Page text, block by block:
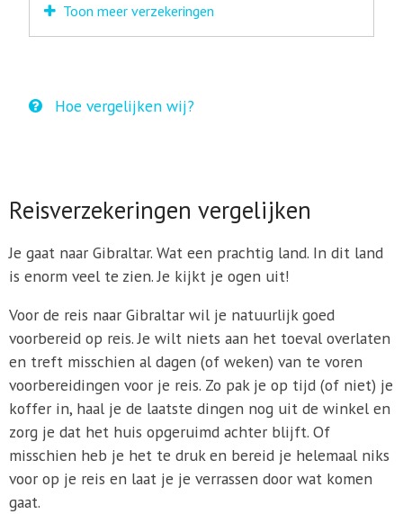
Toon meer verzekeringen
Hoe vergelijken wij?
Reisverzekeringen vergelijken
Je gaat naar Gibraltar. Wat een prachtig land. In dit land
is enorm veel te zien. Je kijkt je ogen uit!
Voor de reis naar Gibraltar wil je natuurlijk goed
voorbereid op reis. Je wilt niets aan het toeval overlaten
en treft misschien al dagen (of weken) van te voren
voorbereidingen voor je reis. Zo pak je op tijd (of niet) je
koffer in, haal je de laatste dingen nog uit de winkel en
zorg je dat het huis opgeruimd achter blijft. Of
misschien heb je het te druk en bereid je helemaal niks
voor op je reis en laat je je verrassen door wat komen
gaat.